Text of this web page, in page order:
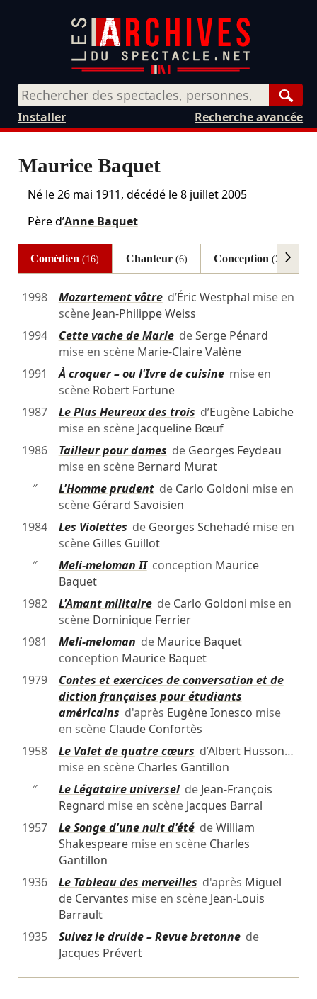
Recherche avancée
Installer
Maurice Baquet
Né le26 mai 1911, décédé le8 juillet 2005
Père d’Anne Baquet
Comédien(16) Chanteur (6) Conception(2)
1998 Mozartement vôtred’Éric Westphal mise en
scène Jean-Philippe Weiss
1994
Cette vache de MariedeSerge Pénard
mise en scène Marie-Claire Valène
1991
À croquer – ou l'Ivre de cuisinemise en
scène Robert Fortune
1987
Le Plus Heureux des trois d’Eugène Labiche
mise en scène Jacqueline Bœuf
1986
Tailleur pour dames de Georges Feydeau
mise en scène Bernard Murat
″
L'Homme prudentde Carlo Goldoni mise en
scène Gérard Savoisien
1984
Les Violettes de Georges Schehadémise en
scène Gilles Guillot
″
Meli-meloman IIconception Maurice
Baquet
1982
L'Amant militairede Carlo Goldoni mise en
scène Dominique Ferrier
1981
Meli-meloman de Maurice Baquet
conception Maurice Baquet
1979
Contes et exercices de conversation et de
diction françaises pour étudiants
américains d'après Eugène Ionesco mise
en scène Claude Confortès
1958
Le Valet de quatre cœurs d’Albert Husson…
mise en scène Charles Gantillon
″
Le Légataire universelde Jean-François
Regnard mise en scène Jacques Barral
1957
Le Songe d'une nuit d'étédeWilliam
Shakespearemise en scène Charles
Gantillon
1936
Le Tableau des merveilles d'après Miguel
de Cervantes mise en scène Jean-Louis
Barrault
1935
Suivez le druide – Revue bretonnede
Jacques Prévert